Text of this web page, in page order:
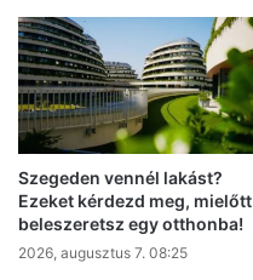
Szegeden vennél lakást?
Ezeket kérdezd meg, mielőtt
beleszeretsz egy otthonba!
2026, augusztus 7. 08:25